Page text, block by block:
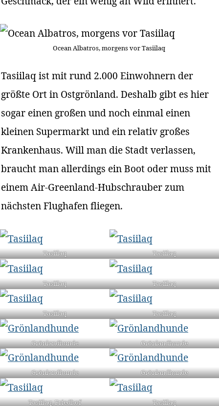
Ocean Albatros, morgens vor Tasiilaq
Tasiilaq ist mit rund 2.000 Einwohnern der
größte Ort in Ostgrönland. Deshalb gibt es hier
sogar einen großen und noch einmal einen
kleinen Supermarkt und ein relativ großes
Krankenhaus. Will man die Stadt verlassen,
braucht man allerdings ein Boot oder muss mit
einem Air-Greenland-Hubschrauber zum
nächsten Flughafen fliegen.
Tasiilaq Tasiilaq
Tasiilaq Tasiilaq
Tasiilaq Tasiilaq
Grönlandhunde Grönlandhunde
Grönlandhunde Grönlandhunde
Tasiilaq, Friedhof Tasiilaq